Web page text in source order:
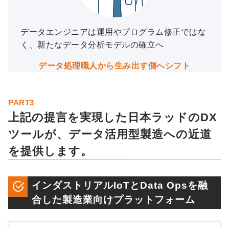
データエンジニアは運用やプログラム修正ではな
く、新たなデータ分析モデルの確立へ
データ処理職人から生み出す側へシフト
PART3
上記の提言を実現した日本ラッドのDX
ツールが、データ活用型製造への近道
を提供します。
インダストリアルIoTとData Opsを融
合した製造業向けプラットフォーム